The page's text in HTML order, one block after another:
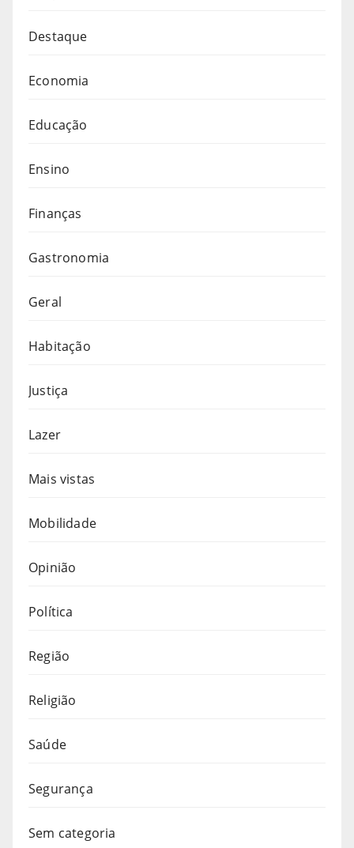
Destaque
Economia
Educação
Ensino
Finanças
Gastronomia
Geral
Habitação
Justiça
Lazer
Mais vistas
Mobilidade
Opinião
Política
Região
Religião
Saúde
Segurança
Sem categoria